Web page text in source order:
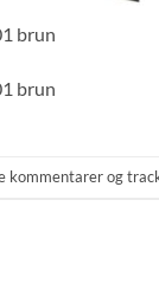
brun
brun
kommentarer og